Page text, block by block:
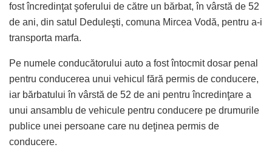
fost încredinţat şoferului de către un bărbat, în vârstă de 52
de ani, din satul Deduleşti, comuna Mircea Vodă, pentru a-i
transporta marfa.
Pe numele conducătorului auto a fost întocmit dosar penal
pentru conducerea unui vehicul fără permis de conducere,
iar bărbatului în vârstă de 52 de ani pentru încredinţare a
unui ansamblu de vehicule pentru conducere pe drumurile
publice unei persoane care nu deţinea permis de
conducere.